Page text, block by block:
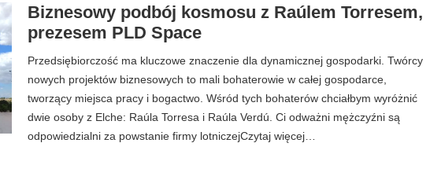
Biznesowy podbój kosmosu z Raúlem Torresem,
prezesem PLD Space
Przedsiębiorczość ma kluczowe znaczenie dla dynamicznej gospodarki. Twórcy
nowych projektów biznesowych to mali bohaterowie w całej gospodarce,
tworzący miejsca pracy i bogactwo. Wśród tych bohaterów chciałbym wyróżnić
dwie osoby z Elche: Raúla Torresa i Raúla Verdú. Ci odważni mężczyźni są
odpowiedzialni za powstanie firmy lotniczejCzytaj więcej…